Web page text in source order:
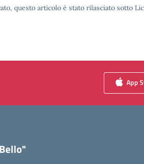
questo articolo è stato rilasciato sotto
App